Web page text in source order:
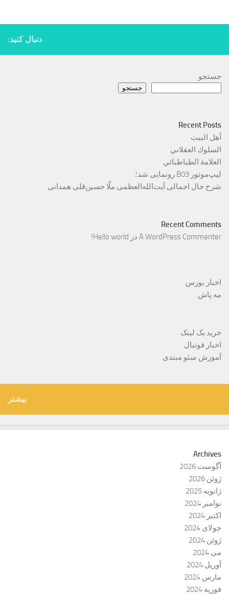
دنبال کنید:
جستجو
جستجو
Recent Posts
أهل البيت
السلوك العقلاني
العلامة الطباطبائي
لیپ‌موتور B03 رونمایی شد؛
شرح حال اجمالی آیت‌الله‌العظمی ملّا حسین‌قلی همدانی
Recent Comments
A WordPress Commenter در Hello world!
اخبار بورس
مه پاش
خرید بک لینک
اخبار فوتبال
آموزش سئو مبتدی
بیشتر
Archives
آگوست 2026
ژوئن 2026
ژانویه 2025
نوامبر 2024
اکتبر 2024
جولای 2024
ژوئن 2024
می 2024
آوریل 2024
مارس 2024
فوریه 2024